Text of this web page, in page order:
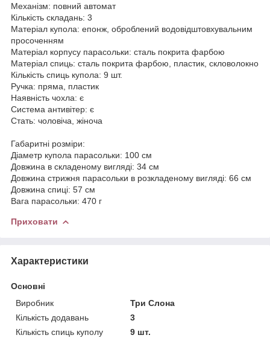
Механізм: повний автомат
Кількість складань: 3
Матеріал купола: епонж, оброблений водовідштовхувальним
просоченням
Матеріал корпусу парасольки: сталь покрита фарбою
Матеріал спиць: сталь покрита фарбою, пластик, скловолокно
Кількість спиць купола: 9 шт.
Ручка: пряма, пластик
Наявність чохла: є
Система антивітер: є
Стать: чоловіча, жіноча
Габаритні розміри:
Діаметр купола парасольки: 100 см
Довжина в складеному вигляді: 34 см
Довжина стрижня парасольки в розкладеному вигляді: 66 см
Довжина спиці: 57 см
Вага парасольки: 470 г
Приховати
Характеристики
Основні
Виробник
Три Слона
Кількість додавань
3
Кількість спиць куполу
9 шт.